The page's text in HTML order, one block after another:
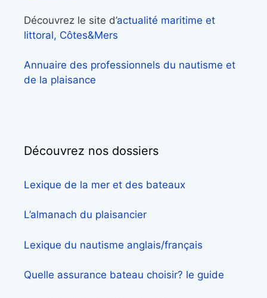
Découvrez le site d’actualité maritime et
littoral, Côtes&Mers
Annuaire des professionnels du nautisme et
de la plaisance
Découvrez nos dossiers
Lexique de la mer et des bateaux
L’almanach du plaisancier
Lexique du nautisme anglais/français
Quelle assurance bateau choisir? le guide